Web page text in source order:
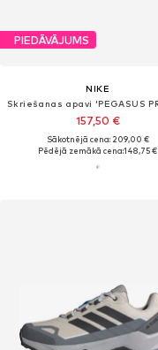
PIEDĀVĀJUMS
NIKE
157,50 €
Sākotnējā cena: 209,00 €
Pēdējā zemākā cena:148,75 €